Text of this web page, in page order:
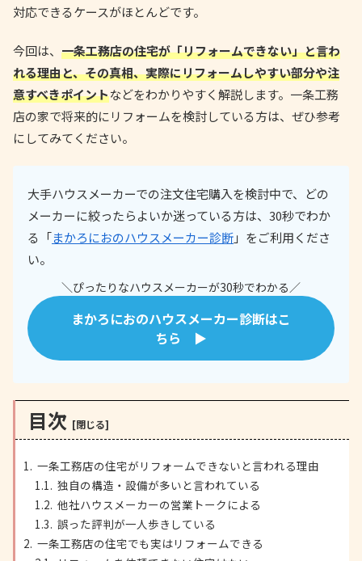
対応できるケースがほとんどです。
今回は、 一条工務店の住宅が「リフォームできない」と言わ
れる理由と、その真相、実際にリフォームしやすい部分や注
意すべきポイントなどをわかりやすく解説します。一条工務
店の家で将来的にリフォームを検討している方は、ぜひ参考
にしてみてください。
大手ハウスメーカーでの注文住宅購入を検討中で、どの
メーカーに絞ったらよいか迷っている方は、30秒でわか
る「まかろにおのハウスメーカー診断」をご利用くださ
い。
＼ぴったりなハウスメーカーが30秒でわかる／
まかろにおのハウスメーカー診断はこ
ちら ▶
目次
一条工務店の住宅がリフォームできないと言われる理由
独自の構造・設備が多いと言われている
他社ハウスメーカーの営業トークによる
誤った評判が一人歩きしている
一条工務店の住宅でも実はリフォームできる